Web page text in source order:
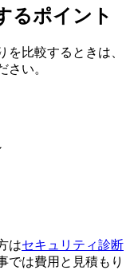
るポイント
比較するときは、
さい。
はセキュリティ診断
では費用と見積もり